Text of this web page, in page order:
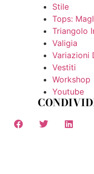
Stile
Tops:
Triangolo
Valigia
Variazioni
Vestiti
Workshop
Youtube